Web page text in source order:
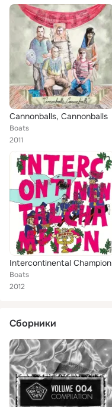
Cannonballs, Cannonballs
Boats
2011
Intercontinental Champion
Boats
2012
Сборники